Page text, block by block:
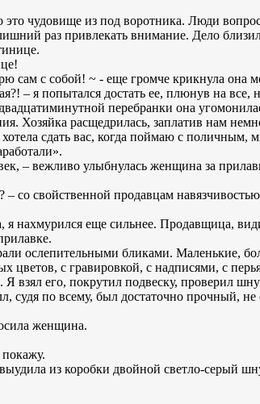
чудовище из под воротника. Люди
раз привлекать внимание. Дело
сам с собой! ~ - еще громче крикнула она
– я попытался достать ее, плюнув на все,
перебранки она
Хозяйка расщедрилась, заплатив нам
сдать вас, когда поймаю с поличным,
– вежливо улыбнулась женщина за
– со свойственной продавцам
я нахмурился еще сильнее. Продавщица,
ослепительными бликами. Маленькие,
с гравировкой, с надписями, с
Я взял его, покрутил подвеску, проверил
судя по всему, был достаточно прочный,
женщина.
из коробки двойной светло-серый